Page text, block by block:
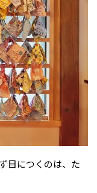
目につくのは、た